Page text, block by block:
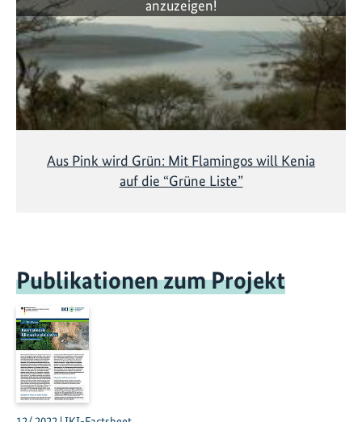
anzuzeigen!
Aus Pink wird Grün: Mit Flamingos will Kenia
auf die “Grüne Liste”
Publikationen zum Projekt